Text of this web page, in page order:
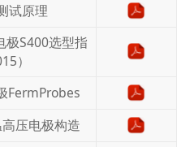
试原理
极S400选型指
）
FermProbes
压电极构造